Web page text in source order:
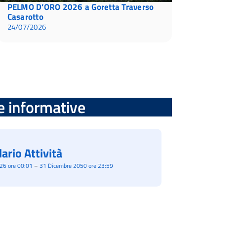
PELMO D’ORO 2026 a Goretta Traverso
Casarotto
24/07/2026
informative
ore 00:01 – 31 Dicembre 2050 ore 23:59
Attività